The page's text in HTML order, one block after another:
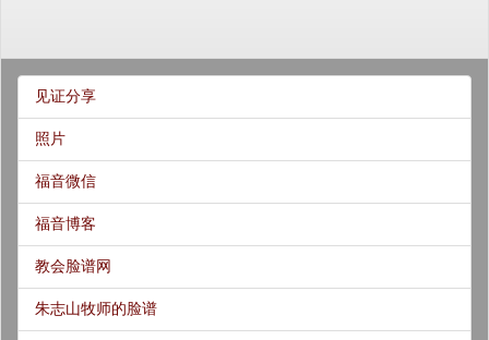
见证分享
照片
福音微信
福音博客
教会脸谱网
朱志山牧师的脸谱